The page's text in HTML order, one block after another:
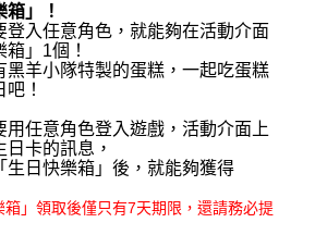
」！
登入任意角色，就能夠在活動介面
」 1個！
黑羊小隊特製的蛋糕，一起吃蛋糕
！
用任意角色登入遊戲，活動介面上
卡的訊息，
生日快樂箱」後，就能夠獲得
箱」領取後僅只有7天期限，還請務必提